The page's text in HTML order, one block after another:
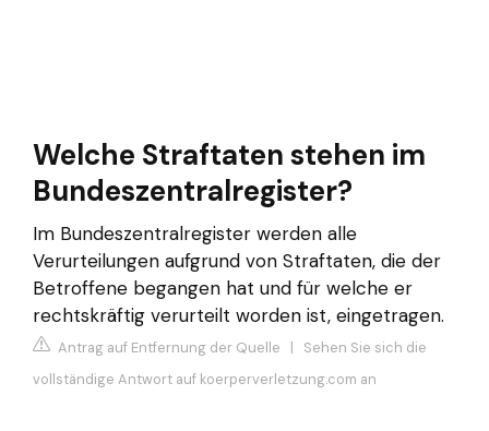
Welche Straftaten stehen im
Bundeszentralregister?
Im Bundeszentralregister werden alle
Verurteilungen aufgrund von Straftaten, die der
Betroffene begangen hat und für welche er
rechtskräftig verurteilt worden ist, eingetragen.
Antrag auf Entfernung der Quelle | Sehen Sie sich die
vollständige Antwort auf koerperverletzung.com an